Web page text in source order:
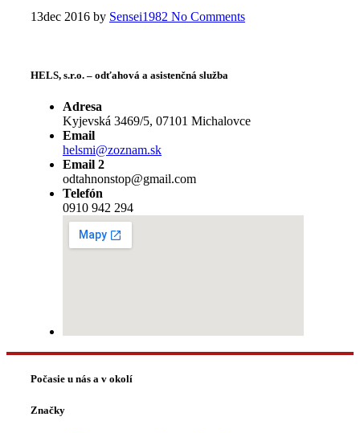
13dec 2016 by Sensei1982 No Comments
HELS, s.r.o. – odťahová a asistenčná služba
Adresa
Kyjevská 3469/5, 07101 Michalovce
Email
helsmi@zoznam.sk
Email 2
odtahnonstop@gmail.com
Telefón
0910 942 294
Počasie u nás a v okolí
Značky